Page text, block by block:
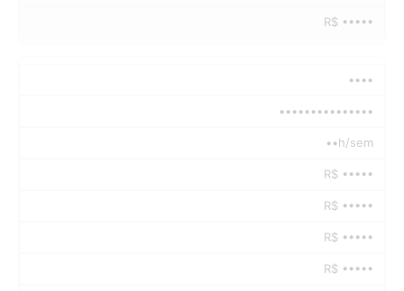
R$ •••••
••••
•••••••••••••••
••h/sem
R$ •••••
R$ •••••
R$ •••••
R$ •••••